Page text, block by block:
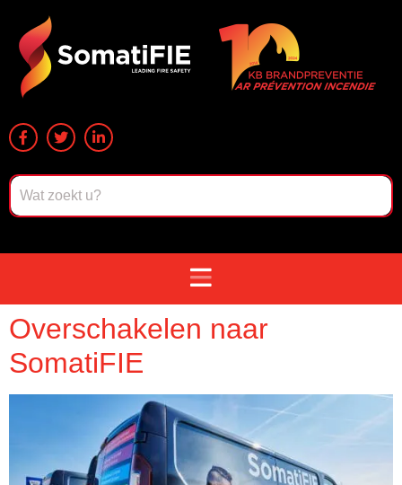
Overschakelen naar
SomatiFIE